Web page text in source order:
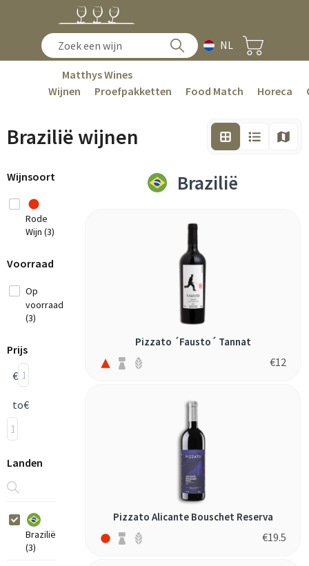
NL
Matthys Wines
Wijnen
Proefpakketten Food Match Horeca
Brazilië wijnen
Wijnsoort
Rode
Wijn (3)
Voorraad
Op
voorraad
(3)
Prijs
€
to€
Landen
Brazilië
(3)
Brazilië
Pizzato ´Fausto´ Tannat
€12
Pizzato Alicante Bouschet Reserva
€19.5